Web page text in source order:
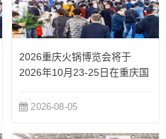
2026重庆火锅博览会将于
2026年10月23-25日在重庆国
2026-08-05